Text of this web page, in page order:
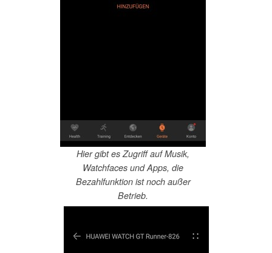
Hier gibt es Zugriff auf Musik,
Watchfaces und Apps, die
Bezahlfunktion ist noch außer
Betrieb.